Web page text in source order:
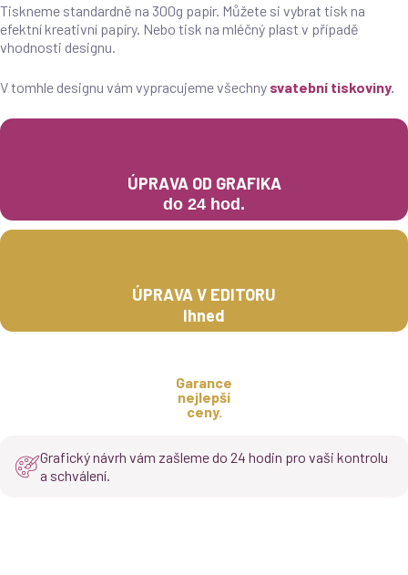
Tiskneme standardně na 300g papír. Můžete si vybrat tisk na
efektní kreativní papíry. Nebo tisk na mléčný plast v případě
vhodnosti designu.
V tomhle designu vám vypracujeme všechny svatební tiskoviny.
ÚPRAVA OD GRAFIKA
do 24 hod.
ÚPRAVA V EDITORU
Ihned
Garance
nejlepší
ceny.
Grafický návrh vám zašleme do 24 hodin pro vaši kontrolu
a schválení.